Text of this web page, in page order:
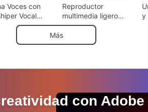
Voces con
Vocal
Reproductor
multimedia ligero
para Mac
y
Más
con